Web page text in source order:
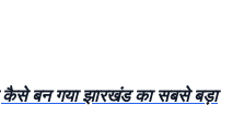
बन गया झारखंड का सबसे बड़ा